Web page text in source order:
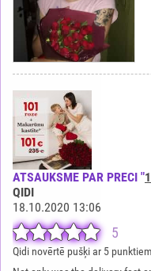
ATSAUKSME PAR PRECI "
QIDI
18.10.2020 13:06
5
Qidi novērtē pušķi ar 5 punktiem